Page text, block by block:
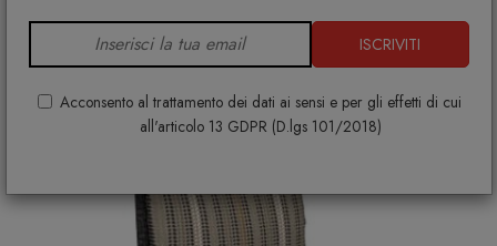
ISCRIVITI
Acconsento al trattamento dei dati ai sensi e per gli effetti di cui
all'articolo 13 GDPR (D.lgs 101/2018)